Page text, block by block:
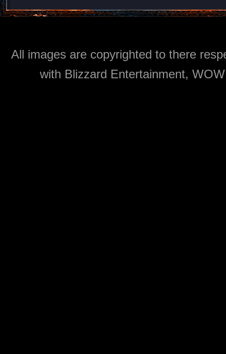
All images are copyrighted to there
with Blizzard Entertainment,